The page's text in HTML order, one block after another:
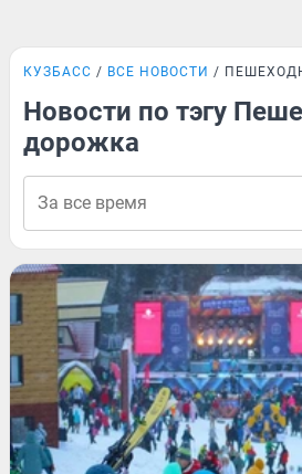
КУЗБАСС ВСЕ НОВОСТИ
Новости по тэгу
дорожка